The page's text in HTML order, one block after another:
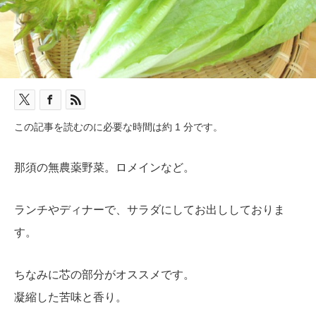
この記事を読むのに必要な時間は約 1 分です。
那須の無農薬野菜。ロメインなど。
ランチやディナーで、サラダにしてお出ししておりま
す。
ちなみに芯の部分がオススメです。
凝縮した苦味と香り。